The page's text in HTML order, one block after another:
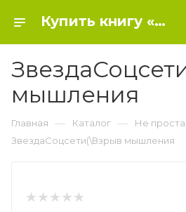
Купить книгу «ЗвездаСоцсети(\Взрыв мышления» 2019, Горд Е. - Не проставлена группа
мышления
Главная — Каталог — Не
ЗвездаСоцсети(\Взрыв мышления